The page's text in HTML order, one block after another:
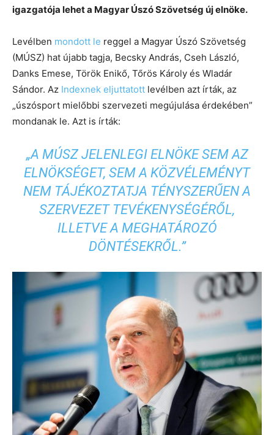
igazgatója lehet a Magyar Úszó Szövetség új elnöke.
Levélben mondott le reggel a Magyar Úszó Szövetség
(MÚSZ) hat újabb tagja, Becsky András, Cseh László,
Danks Emese, Török Enikő, Tőrös Károly és Wladár
Sándor. Az Indexnek eljuttatott levélben azt írták, az
„úszósport mielőbbi szervezeti megújulása érdekében”
mondanak le. Azt is írták:
„A MÚSZ JELENLEGI ELNÖKE SEM AZ
ELNÖKSÉGET, SEM A KÖZVÉLEMÉNYT
NEM TÁJÉKOZTATJA TÉNYSZERŰEN A
SZERVEZET TEVÉKENYSÉGÉRŐL,
ILLETVE A MEGHATÁROZÓ
DÖNTÉSEKRŐL.”